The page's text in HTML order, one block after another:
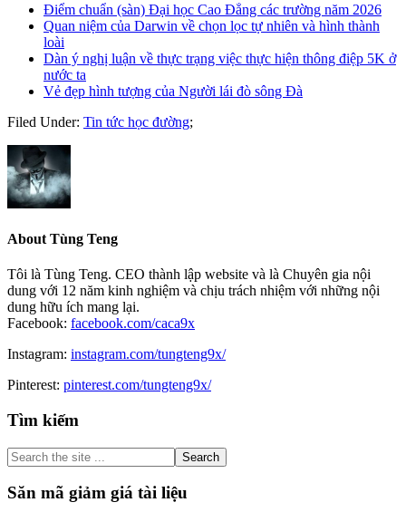
Điểm chuẩn (sàn) Đại học Cao Đẳng các trường năm 2026
Quan niệm của Darwin về chọn lọc tự nhiên và hình thành
loài
Dàn ý nghị luận về thực trạng việc thực hiện thông điệp 5K ở
nước ta
Vẻ đẹp hình tượng của Người lái đò sông Đà
Filed Under: Tin tức học đường;
About Tùng Teng
Tôi là Tùng Teng. CEO thành lập website và là Chuyên gia nội
dung với 12 năm kinh nghiệm và chịu trách nhiệm với những nội
dung hữu ích mang lại.
Facebook: facebook.com/caca9x
Instagram: instagram.com/tungteng9x/
Pinterest: pinterest.com/tungteng9x/
Primary
Sidebar
Tìm kiếm
Search
the
site
...
Săn mã giảm giá tài liệu